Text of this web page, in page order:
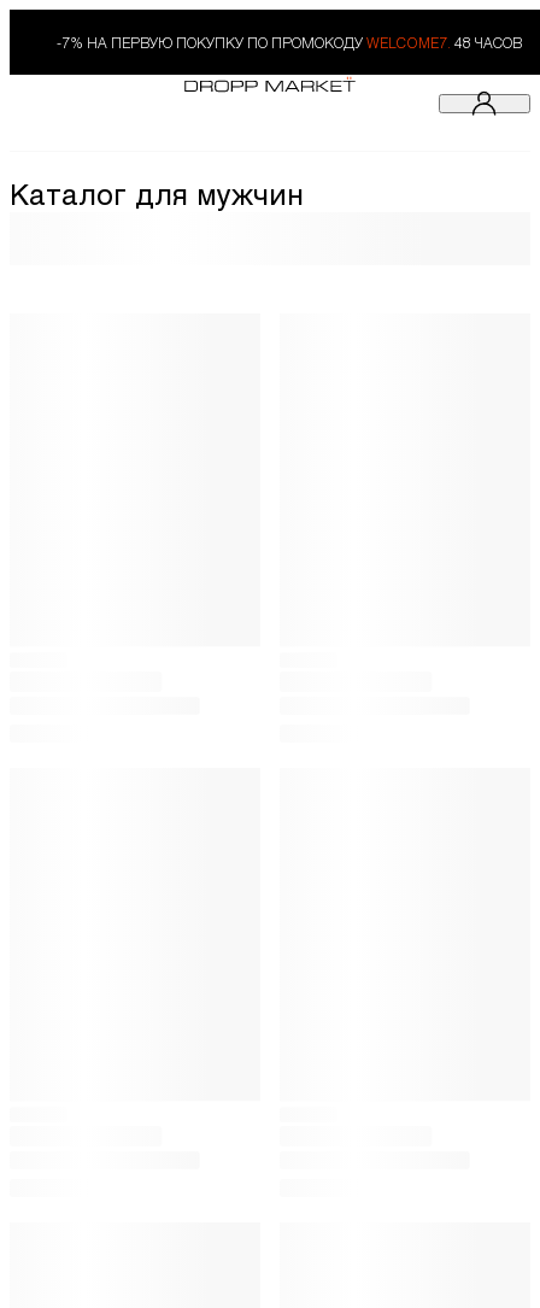
-7% НА ПЕРВУЮ ПОКУПКУ ПО ПРОМОКОДУ WELCOME7. 48 ЧАСОВ
Каталог для мужчин